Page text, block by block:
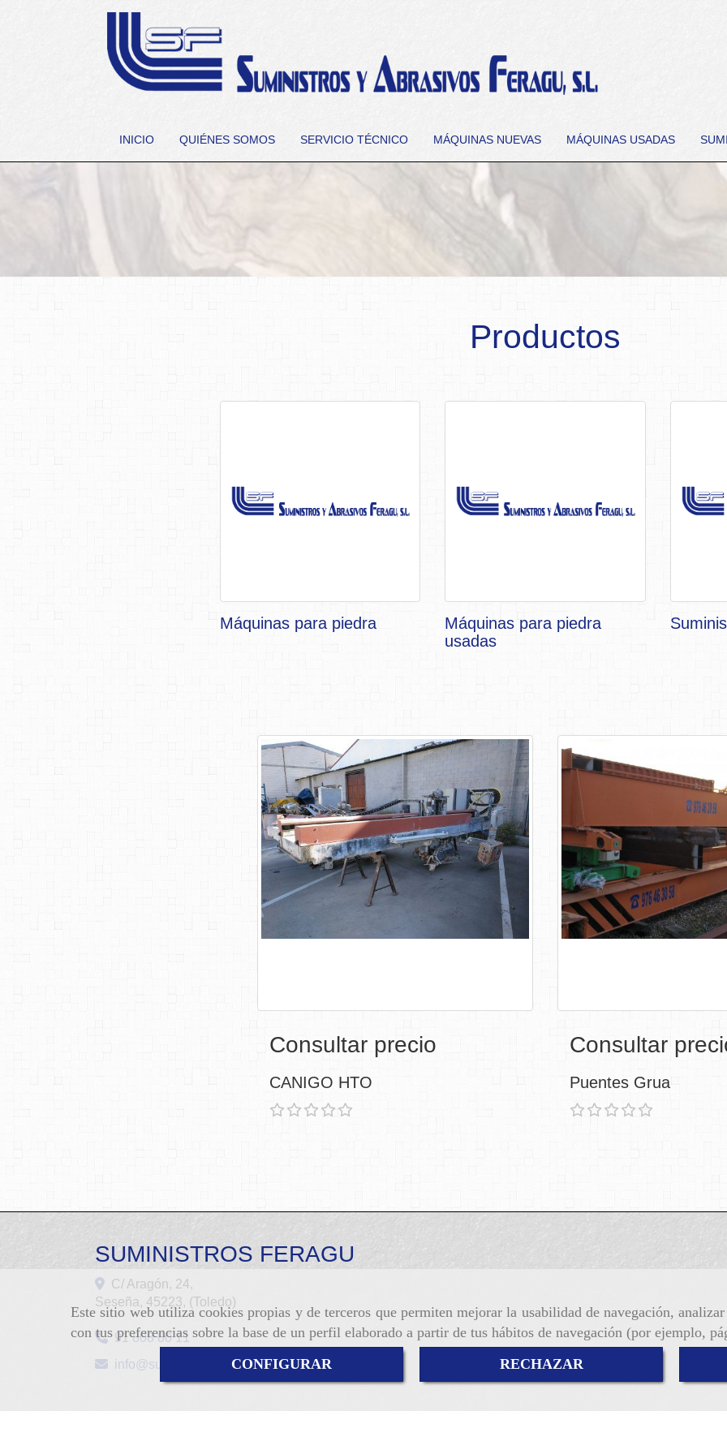
Este sitio web utiliza cookies propias y de terceros que permiten mejorar la usabilidad de navegación,
con tus preferencias sobre la base de un perfil elaborado a partir de tus hábitos de navegación (por ejemplo,
CONFIGURAR
RECHAZAR
INICIO QUIÉNES SOMOS SERVICIO TÉCNICO MÁQUINAS NUEVAS MÁQUINAS USADAS
Productos
Máquinas para piedra
Máquinas para piedra
usadas
CANIGO HTO
Consultar precio
CANIGO HTO
Puentes
Consultar
Puentes Grua
SUMINISTROS FERAGU
C/ Aragón, 24,
Seseña, 45223, (Toledo)
91 808 80 11
info
suministrosferagu.com